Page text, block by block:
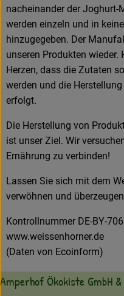
nacheinander der Joghurt-
werden einzeln und in
hinzugegeben. Der
unseren Produkten wieder.
Herzen, dass die Zutaten
werden und die
erfolgt.
Die Herstellung von
ist unser Ziel. Wir
Ernährung zu verbinden!
Lassen Sie sich mit dem
verwöhnen und
Kontrollnummer DE-BY-
www.weissenhorner.de
(Daten von Ecoinform)
Amperhof Ökokiste GmbH